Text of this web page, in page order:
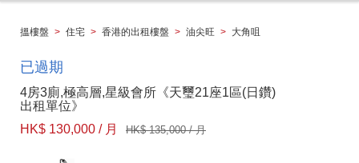
搵樓盤 > 住宅 > 香港的出租樓盤 > 油尖旺 > 大角咀
已過期
4房3廁,極高層,星級會所《天璽21座1區(日鑽)
出租單位》
HK$ 130,000 / 月
HK$ 135,000 / 月